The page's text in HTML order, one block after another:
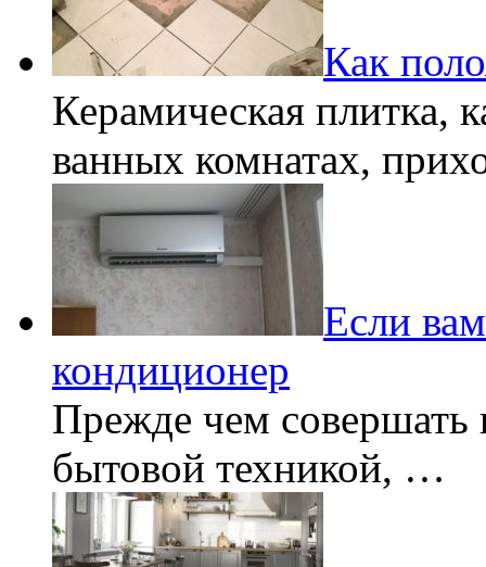
Как
Керамическая плитка,
ванных комнатах,
Если
кондиционер
Прежде чем совершать
бытовой техникой, …